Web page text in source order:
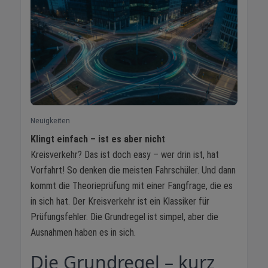
Neuigkeiten
Klingt einfach – ist es aber nicht
Kreisverkehr? Das ist doch easy – wer drin ist, hat
Vorfahrt! So denken die meisten Fahrschüler. Und dann
kommt die Theorieprüfung mit einer Fangfrage, die es
in sich hat. Der Kreisverkehr ist ein Klassiker für
Prüfungsfehler. Die Grundregel ist simpel, aber die
Ausnahmen haben es in sich.
Die Grundregel – kurz